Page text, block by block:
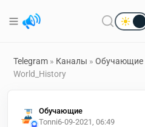
Telegram » Каналы » Обучающие
World_History
Обучающие
Tonni6-09-2021, 06:49